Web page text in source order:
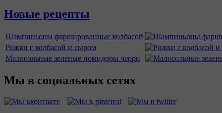
Новые рецепты
Шампиньоны фаршированные колбасой
Рожки с колбасой и сыром
Малосольные зеленые помидоры черри
Мы в социальных сетях